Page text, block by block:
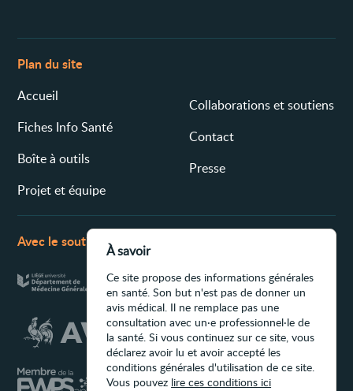
Plan du site
Accueil
Fiches Info Santé
Boîte à outils
Projet et équipe
Collaborations et soutiens
Contact
Presse
Avec le soutien de
À savoir
Ce site propose des informations générales
en santé. Son but n'est pas de donner un
avis médical. Il ne remplace pas une
consultation avec un·e professionnel·le de
la santé. Si vous continuez sur ce site, vous
déclarez avoir lu et avoir accepté les
conditions générales d'utilisation de ce site.
Vous pouvez lire ces conditions ici